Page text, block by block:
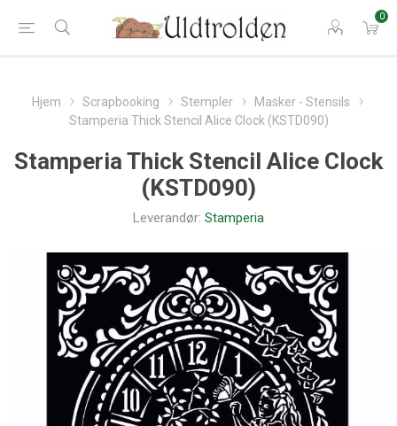
0
Hjem Scrapbooking Stempler
Masker - Stensils
Stamperia Thick Stencil Alice Clock (KSTD090)
Stamperia Thick Stencil Alice Clock
(KSTD090)
Leverandør: Stamperia